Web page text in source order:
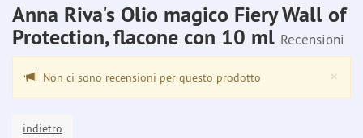
Anna Riva's Olio magico Fiery Wall of
Protection, flacone con 10 ml Recensioni
×
Non ci sono recensioni per questo prodotto
indietro